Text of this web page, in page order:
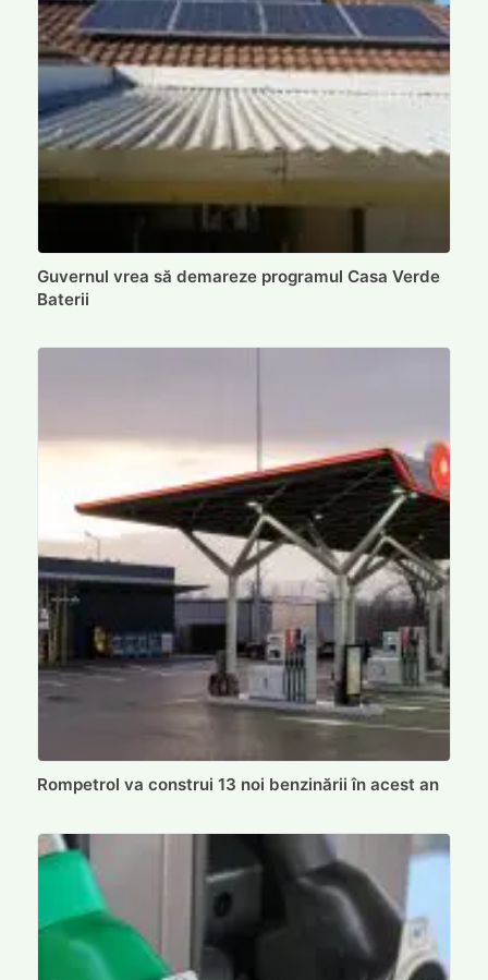
Guvernul vrea să demareze programul Casa Verde
Baterii
Rompetrol va construi 13 noi benzinării în acest an